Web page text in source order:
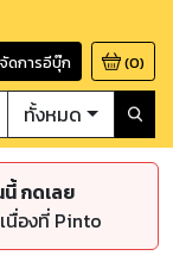
จัดการอีบุ๊ก (0)
ทั้งหมด
กดเลย
นื่องที่ Pinto